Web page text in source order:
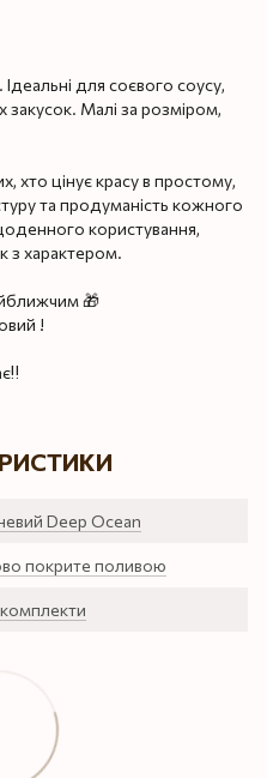
для соєвого соусу,
закусок. Малі за розміром,
хто цінує красу в простому,
та продуманість кожного
користування,
з характером.
🎁
!
Deep Ocean
покрите поливою
комплекти